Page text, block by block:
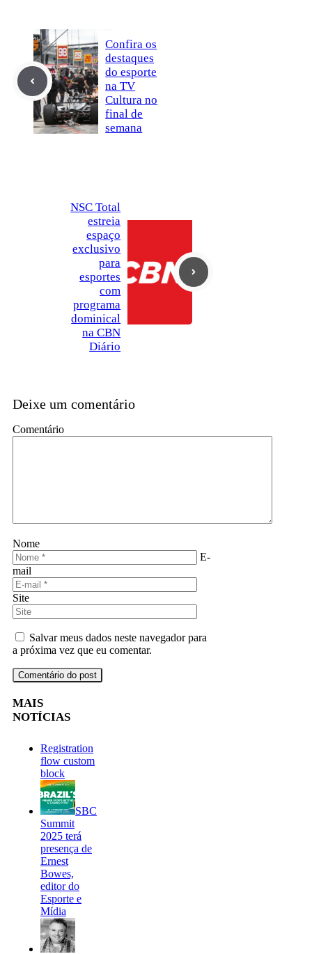
Confira os
destaques
do esporte
na TV
Cultura no
final de
semana
NSC Total
estreia
espaço
exclusivo
para
esportes
com
programa
dominical
na CBN
Diário
Deixe um comentário
Comentário
Nome
E-
mail
Site
Salvar meus dados neste navegador para
a próxima vez que eu comentar.
MAIS
NOTÍCIAS
Registration
flow custom
block
SBC
Summit
2025 terá
presença de
Ernest
Bowes,
editor do
Esporte e
Mídia